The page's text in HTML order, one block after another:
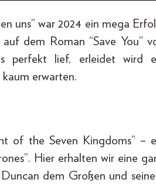
uns” war 2024 ein mega
dem Roman “Save You”
perfekt lief, erleidet wird
kaum erwarten.
of the Seven Kingdoms” –
Hier erhalten wir eine
dem Großen und